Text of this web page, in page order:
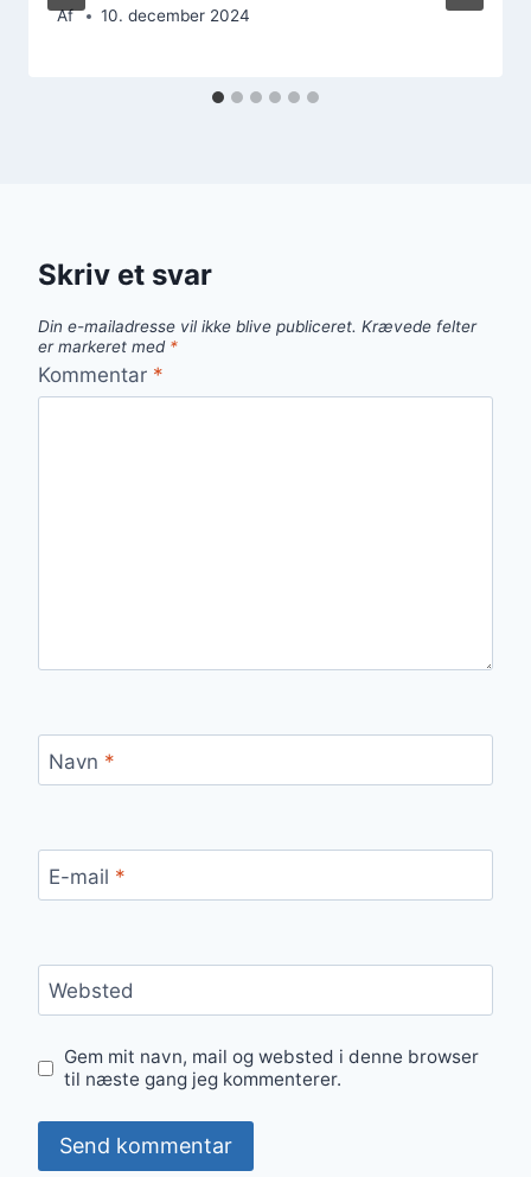
Af 10. december 2024
Skriv et svar
Din e-mailadresse vil ikke blive publiceret. Krævede felter
er markeret med *
Kommentar *
Navn *
E-mail *
Websted
Gem mit navn, mail og websted i denne browser
til næste gang jeg kommenterer.